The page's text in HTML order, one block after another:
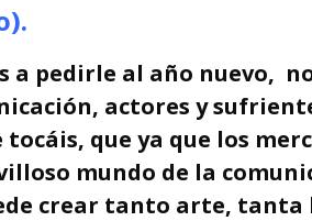
).
a pedirle al año nuevo,
actores y
tocáis, que ya que los
mundo de la
crear tanto arte, tanta